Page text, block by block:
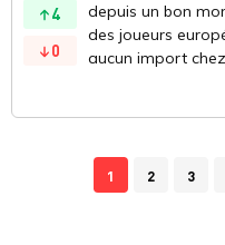
4
0
depuis un bon
des joueurs
aucun import
1 2 3